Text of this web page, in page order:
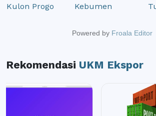
Kulon Progo
Kebumen
Powered by Froala Editor
Rekomendasi UKM Ekspor